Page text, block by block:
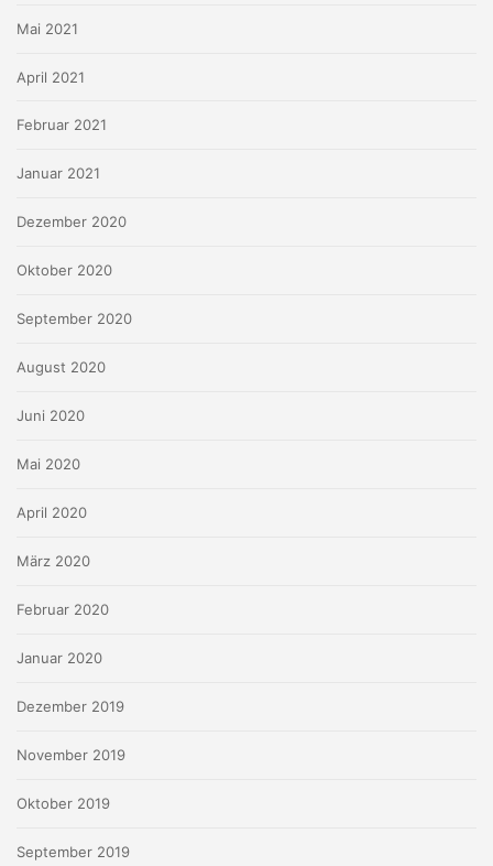
Mai 2021
April 2021
Februar 2021
Januar 2021
Dezember 2020
Oktober 2020
September 2020
August 2020
Juni 2020
Mai 2020
April 2020
März 2020
Februar 2020
Januar 2020
Dezember 2019
November 2019
Oktober 2019
September 2019